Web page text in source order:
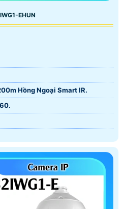
EHUN
Hồng Ngoại Smart IR.